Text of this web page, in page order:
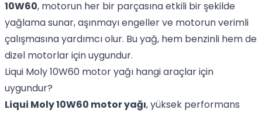
10W60, motorun her bir parçasına etkili bir şekilde
yağlama sunar, aşınmayı engeller ve motorun verimli
çalışmasına yardımcı olur. Bu yağ, hem benzinli hem de
dizel motorlar için uygundur.
Liqui Moly 10W60 motor yağı hangi araçlar için
uygundur?
Liqui Moly 10W60 motor yağı, yüksek performans